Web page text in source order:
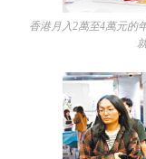
香港月入2萬至4萬元的